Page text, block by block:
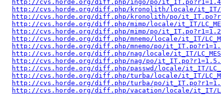
http://cvs.horde.org/diff.php/ingo/po/
http://cvs.horde.org/diff.php/kronolith/locale/it_IT/
http://cvs.horde.org/diff.php/kronolith/po/
http://cvs.horde.org/diff.php/mimp/locale/it_IT/
http://cvs.horde.org/diff.php/mimp/po/
http://cvs.horde.org/diff.php/mnemo/locale/it_IT/
http://cvs.horde.org/diff.php/mnemo/po/
http://cvs.horde.org/diff.php/nag/locale/it_IT/
http://cvs.horde.org/diff.php/nag/po/
http://cvs.horde.org/diff.php/passwd/locale/it_IT/
http://cvs.horde.org/diff.php/turba/locale/it_IT/
http://cvs.horde.org/diff.php/turba/po/
http://cvs.horde.org/diff.php/vacation/locale/it_IT/